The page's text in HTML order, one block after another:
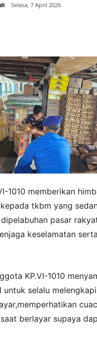
Selasa, 7 April 2026
1010 memberikan
tkbm yang
pasar
keselamatan
KP.VI-1010
untuk selalu
berlayar supaya